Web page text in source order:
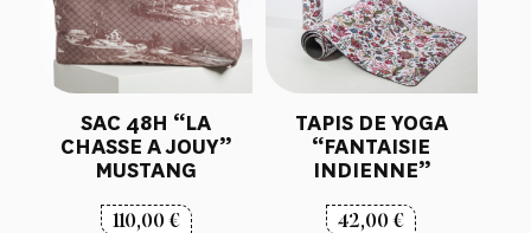
SAC 48H “LA
CHASSE A JOUY”
MUSTANG
110,00€
TAPIS DE YOGA
“FANTAISIE
INDIENNE”
42,00€